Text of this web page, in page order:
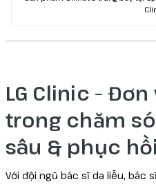
LG Clinic –
trong chăm
sâu & phục
Với đội ngũ bác sĩ da liễu, bác